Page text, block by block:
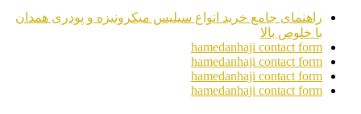
راهنمای جامع خرید انواع سیلیس میکرونیزه و پودری همدان
با خلوص بالا
hamedanhaji contact form
hamedanhaji contact form
hamedanhaji contact form
hamedanhaji contact form